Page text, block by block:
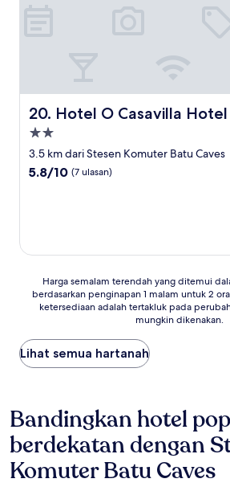
20. Hotel O Casavilla Hotel
Hotel O Casavilla Hotel
Hartanah
2.0
bintang
3.5 km dari Stesen Komuter Batu Caves
5.8
5.8/10 (7 ulasan)
Harga
semalam
terendah
ditemui
dalam
masa
lalu
berdasarkan
penginapan
1
malam
Harga semalam terendah yang ditemui
berdasarkan penginapan 1 malam untuk 2
ketersediaan adalah tertakluk pada
mungkin dikenakan.
Lihat semua hartanah
Bandingkan hotel
berdekatan dengan
Komuter Batu Caves